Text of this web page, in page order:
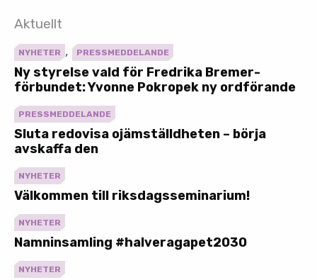
Aktuellt
NYHETER , PRESSMEDDELANDE
Ny styrelse vald för Fredrika Bremer-
förbundet: Yvonne Pokropek ny ordförande
PRESSMEDDELANDE
Sluta redovisa ojämställdheten – börja
avskaffa den
NYHETER
Välkommen till riksdagsseminarium!
NYHETER
Namninsamling #halveragapet2030
NYHETER